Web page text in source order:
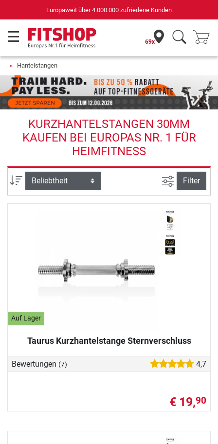
Europaweit über 4.000.000 zufriedene Kunden
69x
Hantelstangen
KURZHANTELSTANGEN 30MM
KAUFEN BEI EUROPAS NR. 1 FÜR
HEIMFITNESS
Sortierung Ansicht
Filter
Auf Lager
Taurus Kurzhantelstange Sternverschluss
Bewertungen (7) 4,7
€ 19,90